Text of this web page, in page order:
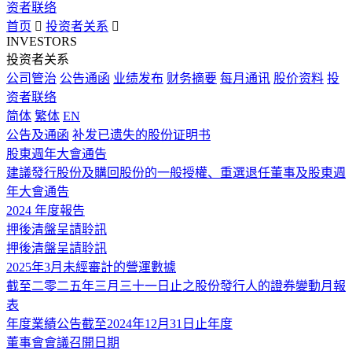
资者联络
首页  投资者关系 
INVESTORS
投资者关系
公司管治 公告通函 业绩发布 财务摘要 每月通讯 股价资料 投
资者联络
简体 繁体 EN
公告及通函 补发已遗失的股份证明书
股東週年大會通告
建議發行股份及購回股份的一般授權、重選退任董事及股東週
年大會通告
2024 年度報告
押後清盤呈請聆訊
押後清盤呈請聆訊
2025年3月未經審計的營運數據
截至二零二五年三月三十一日止之股份發行人的證券變動月報
表
年度業績公告截至2024年12月31日止年度
董事會會議召開日期